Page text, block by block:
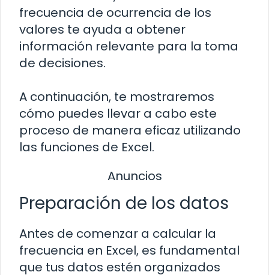
frecuencia de ocurrencia de los
valores te ayuda a obtener
información relevante para la toma
de decisiones.
A continuación, te mostraremos
cómo puedes llevar a cabo este
proceso de manera eficaz utilizando
las funciones de Excel.
Anuncios
Preparación de los datos
Antes de comenzar a calcular la
frecuencia en Excel, es fundamental
que tus datos estén organizados